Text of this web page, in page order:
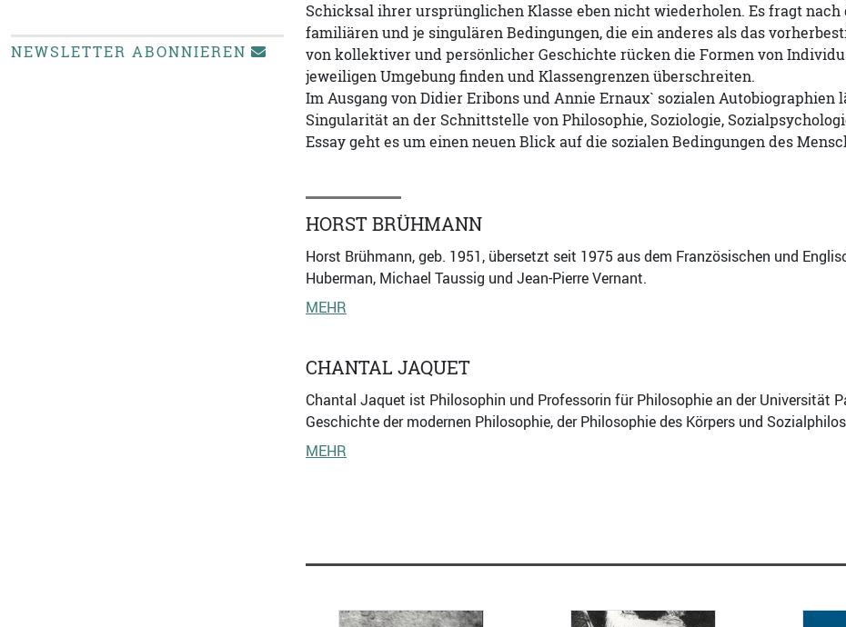
NEWSLETTER ABONNIEREN
Schicksal ihrer ursprünglichen Klasse eben nicht wiederholen. Es fragt
familiären und je singulären Bedingungen, die ein anderes als das
von kollektiver und persönlicher Geschichte rücken die Formen von
jeweiligen Umgebung finden und Klassengrenzen überschreiten.
Im Ausgang von Didier Eribons und Annie Ernaux` sozialen Autobiographien
Singularität an der Schnittstelle von Philosophie, Soziologie,
Essay geht es um einen neuen Blick auf die sozialen Bedingungen des
HORST BRÜHMANN
Horst Brühmann, geb. 1951, übersetzt seit 1975 aus dem Französischen und
Huberman, Michael Taussig und Jean-Pierre Vernant.
MEHR
CHANTAL JAQUET
Chantal Jaquet ist Philosophin und Professorin für Philosophie an der Universität
Geschichte der modernen Philosophie, der Philosophie des Körpers und
MEHR